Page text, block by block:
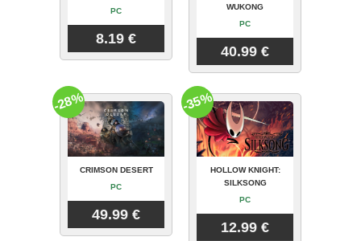
PC
8.19 €
WUKONG
PC
40.99 €
CRIMSON DESERT
PC
49.99 €
-28%
HOLLOW KNIGHT:
SILKSONG
PC
12.99 €
-35%